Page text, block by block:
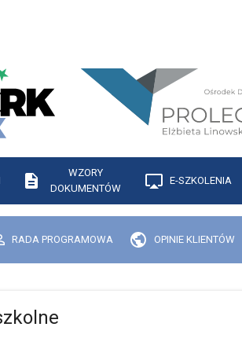
WZORY
DOKUMENTÓW
E-SZKOLENIA
RADA PROGRAMOWA OPINIE KLIENTÓW